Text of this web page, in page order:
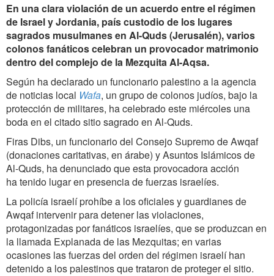
En una clara violación de un acuerdo entre el régimen
de Israel y Jordania, país custodio de los lugares
sagrados musulmanes en Al-Quds (Jerusalén), varios
colonos fanáticos celebran un provocador matrimonio
dentro del complejo de la Mezquita Al-Aqsa.
Según ha declarado un funcionario palestino a la agencia
de noticias local Wafa, un grupo de colonos judíos, bajo la
protección de militares, ha celebrado este miércoles una
boda en el citado sitio sagrado en Al-Quds.
Firas Dibs, un funcionario del Consejo Supremo de Awqaf
(donaciones caritativas, en árabe) y Asuntos Islámicos de
Al-Quds, ha denunciado que esta provocadora acción
ha tenido lugar en presencia de fuerzas israelíes.
La policía israelí prohíbe a los oficiales y guardianes de
Awqaf intervenir para detener las violaciones,
protagonizadas por fanáticos israelíes, que se produzcan en
la llamada Explanada de las Mezquitas; en varias
ocasiones las fuerzas del orden del régimen israelí han
detenido a los palestinos que trataron de proteger el sitio.